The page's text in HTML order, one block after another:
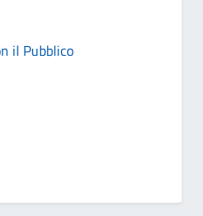
il Pubblico